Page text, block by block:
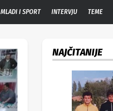
MLADI I SPORT INTERVJU TEME
NAJČITANIJE